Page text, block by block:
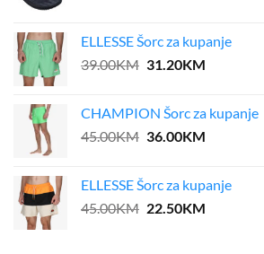
ELLESSE Šorc za kupanje
39.00KM Original
39.00KM.
31.20KMCurrent
31.20KM.
CHAMPION Šorc za kupanje
45.00KM Original
45.00KM.
36.00KMCurrent
36.00KM.
ELLESSE Šorc za kupanje
45.00KM Original
22.50KMCurrent